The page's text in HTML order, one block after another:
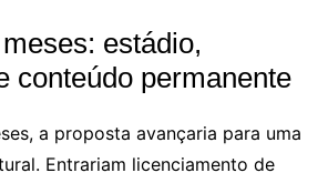
estádio,
conteúdo permanente
a proposta avançaria para uma
Entrariam licenciamento de